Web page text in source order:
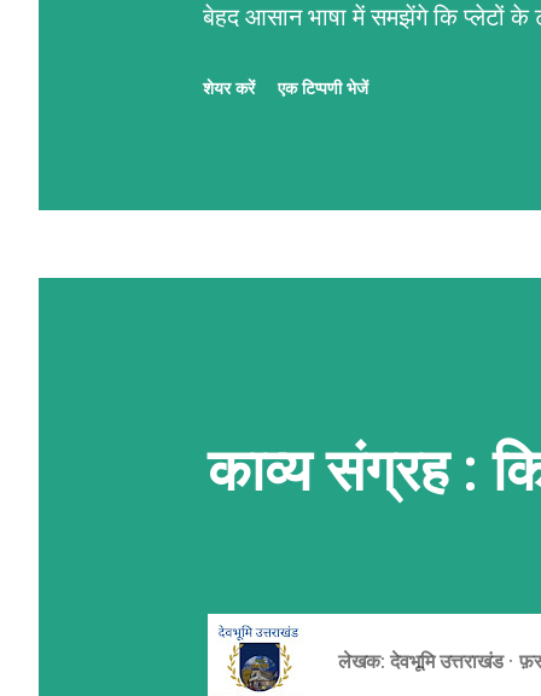
बेहद आसान भाषा में समझेंगे कि प्लेटों
10 सेमी) से खिसकती रहती हैं। जब ये
शेयर करें एक टिप्पणी भेजें
काव्य संग्रह :
लेखक: देवभूमि उत्तराखंड